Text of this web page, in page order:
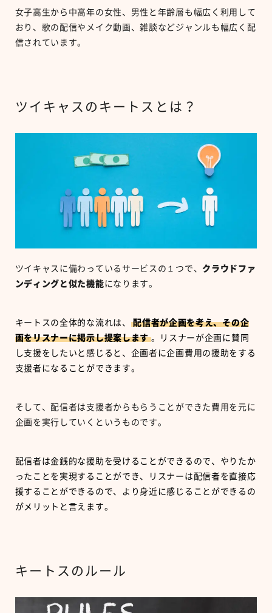
女子高生から中高年の女性、男性と年齢層も幅広く利用して
おり、歌の配信やメイク動画、雑談などジャンルも幅広く配
信されています。
ツイキャスのキートスとは？
ツイキャスに備わっているサービスの１つで、 クラウドファ
ンディングと似た機能になります。
キートスの全体的な流れは、
配信者が企画を考え、その企
画をリスナーに掲示し提案します 。リスナーが企画に賛同
し支援をしたいと感じると、企画者に企画費用の援助をする
支援者になることができます。
そして、配信者は支援者からもらうことができた費用を元に
企画を実行していくというものです。
配信者は金銭的な援助を受けることができるので、やりたか
ったことを実現することができ、リスナーは配信者を直接応
援することができるので、より身近に感じることができるの
がメリットと言えます。
キートスのルール